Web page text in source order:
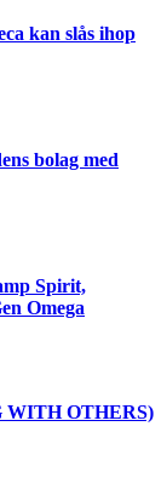
kan slås ihop
bolag med
Spirit,
Omega
WITH OTHERS)